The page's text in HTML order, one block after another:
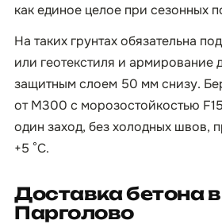
как единое целое при сезонных
На таких грунтах обязательна
или геотекстиля и армирование
защитным слоем 50 мм снизу.
от М300 с морозостойкостью
один заход, без холодных швов,
+5 °C.
Доставка бетона в
Парголово